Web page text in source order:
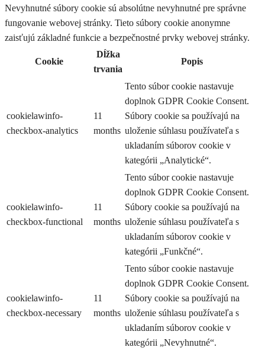
Nevyhnutné súbory cookie sú absolútne nevyhnutné pre správne
fungovanie webovej stránky. Tieto súbory cookie anonymne
zaisťujú základné funkcie a bezpečnostné prvky webovej stránky.
Cookie
Dĺžka
trvania
Popis
cookielawinfo-
checkbox-analytics
11
months
Tento súbor cookie nastavuje
doplnok GDPR Cookie Consent.
Súbory cookie sa používajú na
uloženie súhlasu používateľa s
ukladaním súborov cookie v
kategórii „Analytické“.
cookielawinfo-
checkbox-functional
11
months
Tento súbor cookie nastavuje
doplnok GDPR Cookie Consent.
Súbory cookie sa používajú na
uloženie súhlasu používateľa s
ukladaním súborov cookie v
kategórii „Funkčné“.
cookielawinfo-
checkbox-necessary
11
months
Tento súbor cookie nastavuje
doplnok GDPR Cookie Consent.
Súbory cookie sa používajú na
uloženie súhlasu používateľa s
ukladaním súborov cookie v
kategórii „Nevyhnutné“.